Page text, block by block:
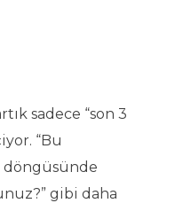
sadece “son 3
“Bu
döngüsünde
gibi daha